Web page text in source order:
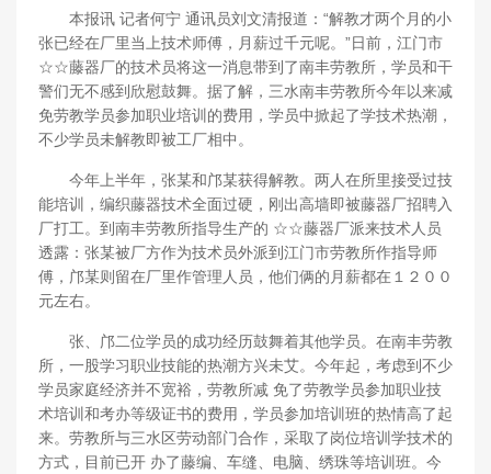
本报讯 记者何宁 通讯员刘文清报道：“解教才两个月的小
张已经在厂里当上技术师傅，月薪过千元呢。”日前，江门市
☆☆藤器厂的技术员将这一消息带到了南丰劳教所，学员和干
警们无不感到欣慰鼓舞。据了解，三水南丰劳教所今年以来减
免劳教学员参加职业培训的费用，学员中掀起了学技术热潮，
不少学员未解教即被工厂相中。
今年上半年，张某和邝某获得解教。两人在所里接受过技
能培训，编织藤器技术全面过硬，刚出高墙即被藤器厂招聘入
厂打工。到南丰劳教所指导生产的 ☆☆藤器厂派来技术人员
透露：张某被厂方作为技术员外派到江门市劳教所作指导师
傅，邝某则留在厂里作管理人员，他们俩的月薪都在１２００
元左右。
张、邝二位学员的成功经历鼓舞着其他学员。在南丰劳教
所，一股学习职业技能的热潮方兴未艾。今年起，考虑到不少
学员家庭经济并不宽裕，劳教所减 免了劳教学员参加职业技
术培训和考办等级证书的费用，学员参加培训班的热情高了起
来。劳教所与三水区劳动部门合作，采取了岗位培训学技术的
方式，目前已开 办了藤编、车缝、电脑、绣珠等培训班。今